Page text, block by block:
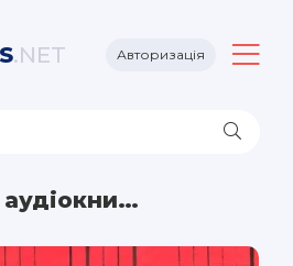
.NET Авторизація